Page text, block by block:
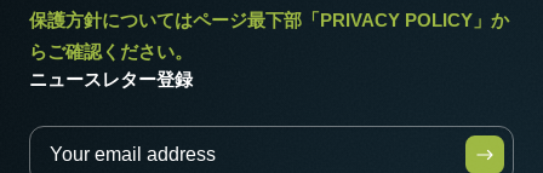
保護方針についてはページ最下部「PRIVACY POLICY」か
らご確認ください。
ニュースレター登録